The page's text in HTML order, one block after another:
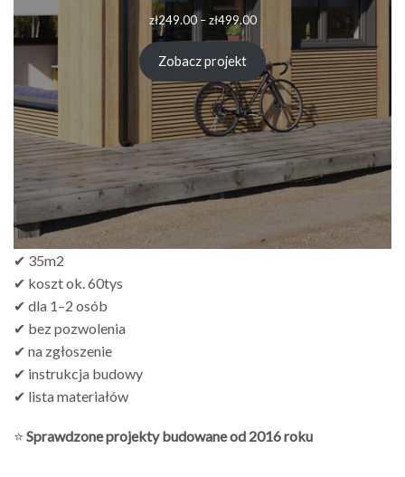
zł249.00 – zł499.00Zakres
od
zł249.00
do
zł499.00
Zobacz projekt
✔ 35m2
✔ koszt ok. 60tys
✔ dla 1–2 osób
✔ bez pozwolenia
✔ na zgłoszenie
✔ instrukcja budowy
✔ lista materiałów
⭐ Sprawdzone projekty budowane od 2016 roku